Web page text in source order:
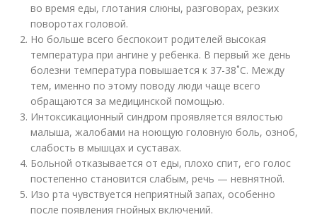
во время еды, глотания слюны, разговорах, резких
поворотах головой.
Но больше всего беспокоит родителей высокая
температура при ангине у ребенка. В первый же день
болезни температура повышается к 37-38˚С. Между
тем, именно по этому поводу люди чаще всего
обращаются за медицинской помощью.
Интоксикационный синдром проявляется вялостью
малыша, жалобами на ноющую головную боль, озноб,
слабость в мышцах и суставах.
Больной отказывается от еды, плохо спит, его голос
постепенно становится слабым, речь — невнятной.
Изо рта чувствуется неприятный запах, особенно
после появления гнойных включений.